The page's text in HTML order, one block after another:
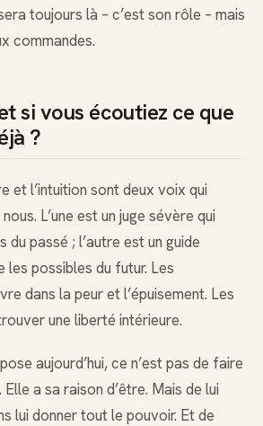
toujours là – c’est son rôle – mais
commandes.
si vous écoutiez ce que
?
et l’intuition sont deux voix qui
L’une est un juge sévère qui
passé ; l’autre est un guide
les possibles du futur. Les
dans la peur et l’épuisement. Les
une liberté intérieure.
aujourd’hui, ce n’est pas de faire
a sa raison d’être. Mais de lui
lui donner tout le pouvoir. Et de